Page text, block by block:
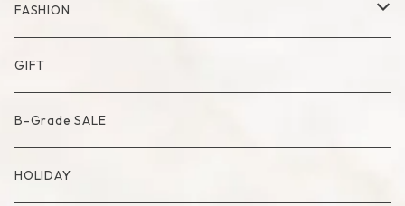
Bowl
Cutlery
Compote・Cake Stand
Placemat
Artificial Flower
Artificial Bouquet
Candle
Candle Accessory
Basket
Accessory Case
Lamp
Object
Mirror
Towel
Mat
FASHION
Bag
Socks
GIFT
B-Grade SALE
HOLIDAY